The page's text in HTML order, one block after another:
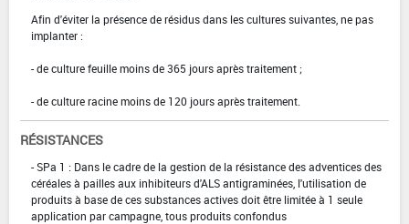
Afin d'éviter la présence de résidus dans les cultures suivantes, ne pas
implanter :
- de culture feuille moins de 365 jours après traitement ;
- de culture racine moins de 120 jours après traitement.
RÉSISTANCES
- SPa 1 : Dans le cadre de la gestion de la résistance des adventices des
céréales à pailles aux inhibiteurs d'ALS antigraminées, l'utilisation de
produits à base de ces substances actives doit être limitée à 1 seule
application par campagne, tous produits confondus